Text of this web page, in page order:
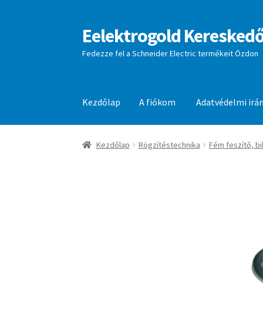
Ugrás
a
navigációhoz
Kilépés
a
tartalomba
Eelektrogold
Fedezze fel a Schneider Electric termékeit Ózdon
Kezdőlap A fiókom Adatvédelmi
Kezdőlap A fiókom Adatvédelmi irányelvek
Kezdőlap Rögzítéstechnika Fém feszítő,